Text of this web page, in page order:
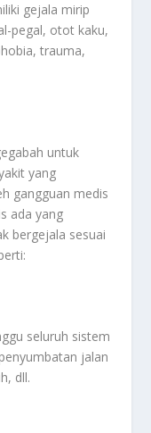
gejala mirip
pegal, otot kaku,
trauma,
untuk
yang
gangguan medis
ada yang
bergejala sesuai
seluruh sistem
jalan
dll.